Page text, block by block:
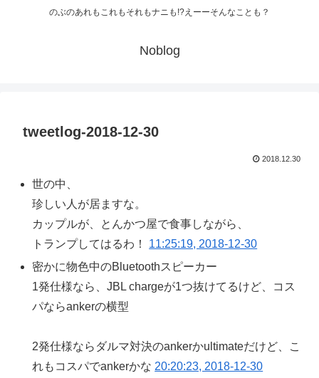
のぶのあれもこれもそれもナニも!?えーーそんなことも？
Noblog
tweetlog-2018-12-30
2018.12.30
世の中、
珍しい人が居ますな。
カップルが、とんかつ屋で食事しながら、
トランプしてはるわ！ 11:25:19, 2018-12-30
密かに物色中のBluetoothスピーカー
1発仕様なら、JBL chargeが1つ抜けてるけど、コス
パならankerの横型
2発仕様ならダルマ対決のankerかultimateだけど、こ
れもコスパでankerかな 20:20:23, 2018-12-30